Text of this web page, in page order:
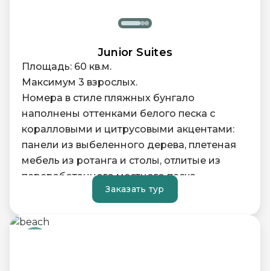
Junior Suites
Площадь: 60 кв.м.
Максимум 3 взрослых.
Номера в стиле пляжных бунгало
наполнены оттенками белого песка с
коралловыми и цитрусовыми акцентами:
панели из выбеленного дерева, плетеная
мебель из ротанга и столы, отлитые из
переработанного местного песка.
На террасе в стиле кабаны вас ждёт
Спальня оформлена в белоснежных тонах,
Заказать тур